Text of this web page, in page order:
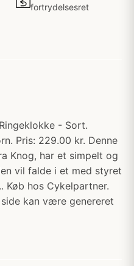
fortrydelsesret
- Sort.
Pris: 229.00 kr. Denne
Knog, har et simpelt og
vil falde i et med styret
Køb hos Cykelpartner.
kan være genereret